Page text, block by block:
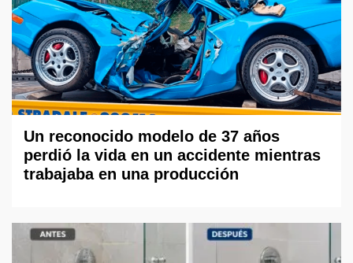
Un reconocido modelo de 37 años
perdió la vida en un accidente mientras
trabajaba en una producción